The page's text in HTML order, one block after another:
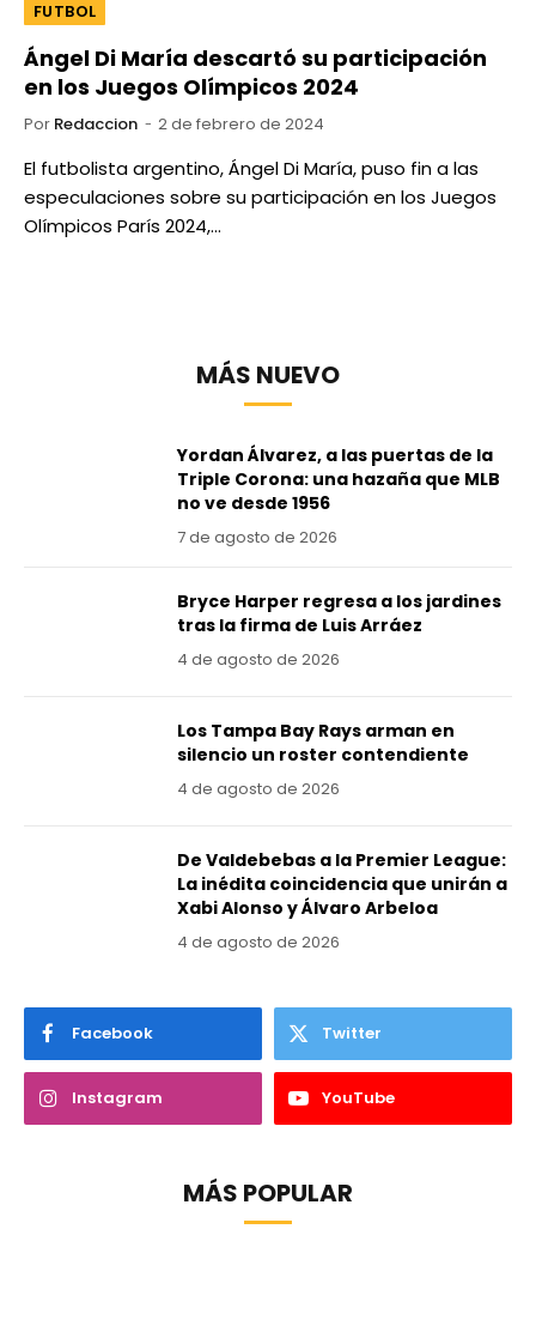
FUTBOL
Ángel Di María descartó su participación
en los Juegos Olímpicos 2024
Por Redaccion 2 de febrero de 2024
El futbolista argentino, Ángel Di María, puso fin a las
especulaciones sobre su participación en los Juegos
Olímpicos París 2024,…
MÁS NUEVO
Yordan Álvarez, a las puertas de la
Triple Corona: una hazaña que MLB
no ve desde 1956
7 de agosto de 2026
Bryce Harper regresa a los jardines
tras la firma de Luis Arráez
4 de agosto de 2026
Los Tampa Bay Rays arman en
silencio un roster contendiente
4 de agosto de 2026
De Valdebebas a la Premier League:
La inédita coincidencia que unirán a
Xabi Alonso y Álvaro Arbeloa
4 de agosto de 2026
Facebook Twitter
Instagram YouTube
MÁS POPULAR